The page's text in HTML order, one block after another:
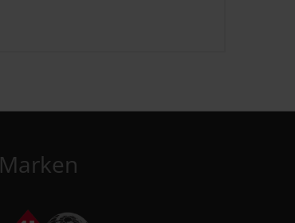
Marken